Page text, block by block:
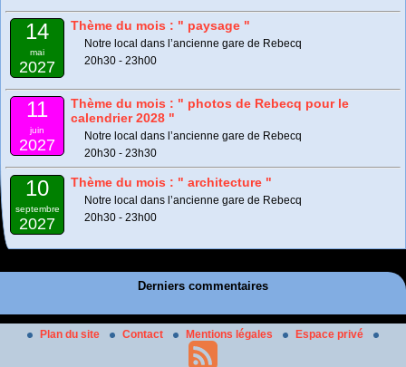
14
mai
2027
Thème du mois : " paysage "
Notre local dans l’ancienne gare de Rebecq
20h30 - 23h00
11
juin
2027
Thème du mois : " photos de Rebecq pour le
calendrier 2028 "
Notre local dans l’ancienne gare de Rebecq
20h30 - 23h30
10
septembre
2027
Thème du mois : " architecture "
Notre local dans l’ancienne gare de Rebecq
20h30 - 23h00
Derniers commentaires
Plan du site Contact Mentions légales Espace privé